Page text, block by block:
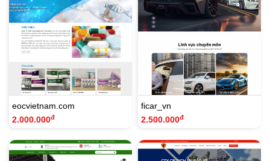
eocvietnam.com
2.000.000đ
ficar_vn
2.500.000đ